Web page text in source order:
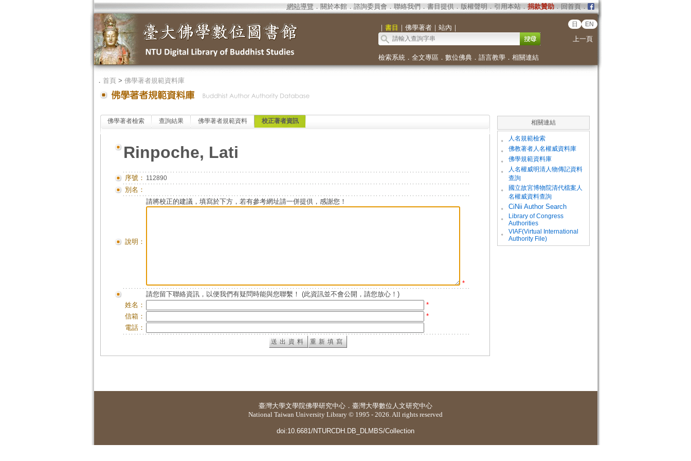
網站導覽 ． 關於本館． 諮詢委員會． 聯絡我們 ． 書目提供． 版權聲明 ． 引用本站． 捐款贊助．回首頁．
｜ 書目 ｜ 佛學著者｜ 站內 ｜ 日 EN
上一頁
檢索系統． 全文專區 ． 數位佛典． 語言教學． 相關連結
． 首頁> 佛學著者規範資料庫
佛學著者檢索 查詢結果 佛學著者規範資料 校正著者資訊
Rinpoche, Lati
序號： 112890
別名：
說明：
請將校正的建議，填寫於下方，若有參考網址請一併提供，感謝您！
*
請您留下聯絡資訊，以便我們有疑問時能與您聯繫！ (此資訊並不會公開，請您放心！)
姓名：
*
信箱：
*
電話：
相關連結
。 人名規範檢索
。 佛教著者人名權威資料庫
。 佛學規範資料庫
。
人名權威明清人物傳記資料
查詢
。
國立故宮博物院清代檔案人
名權威資料查詢
。
CiNii Author Search
。
Library of Congress
Authorities
。
VIAF(Virtual International
Authority File)
臺灣大學文學院佛學研究中心 ． 臺灣大學數位人文研究中心
National Taiwan University Library © 1995 - 2026. All rights reserved
doi:10.6681/NTURCDH.DB_DLMBS/Collection